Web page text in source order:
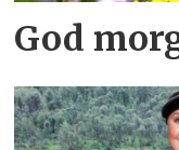
God